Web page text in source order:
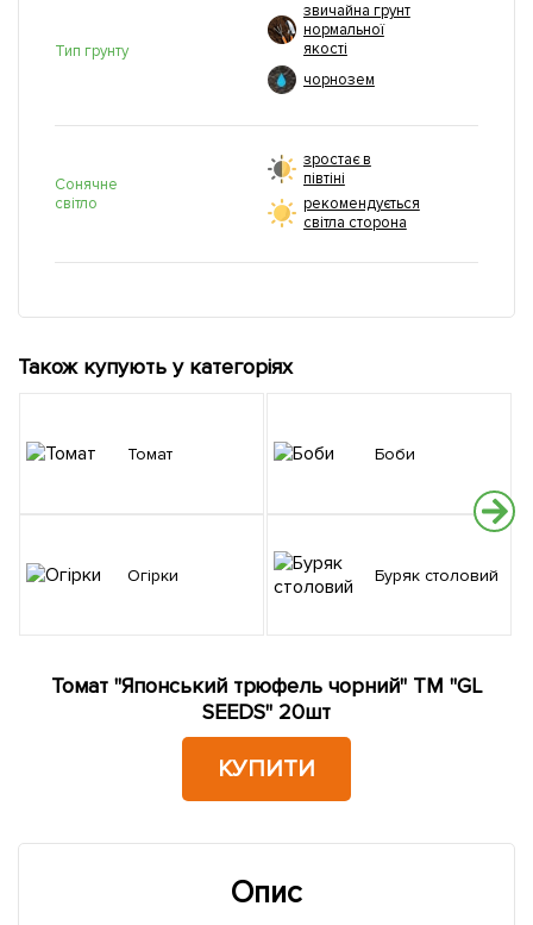
Тип грунту
звичайна грунт
нормальної
якості
чорнозем
Сонячне
світло
зростає в
півтіні
рекомендується
світла сторона
Також купують у категоріях
Томат
Огірки
Боби
Буряк столовий
Томат "Японський трюфель чорний" ТМ "GL
SEEDS" 20шт
КУПИТИ
Опис